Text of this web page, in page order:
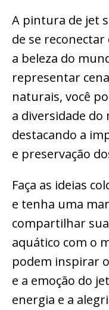
A pintura de jet
de se
a beleza do
representar
naturais, você
a diversidade
destacando a
e preservação
Faça as ideias
e tenha uma
compartilhar
aquático com o
podem inspirar
e a emoção do
energia e a